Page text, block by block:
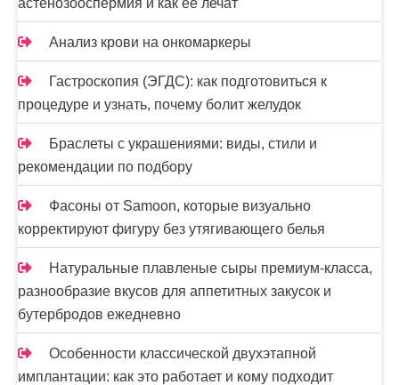
м
астенозооспермия и как ее лечат
Анализ крови на онкомаркеры
Гастроскопия (ЭГДС): как подготовиться к
процедуре и узнать, почему болит желудок
Браслеты с украшениями: виды, стили и
рекомендации по подбору
Фасоны от Samoon, которые визуально
корректируют фигуру без утягивающего белья
Натуральные плавленые сыры премиум-класса,
разнообразие вкусов для аппетитных закусок и
бутербродов ежедневно
Особенности классической двухэтапной
имплантации: как это работает и кому подходит